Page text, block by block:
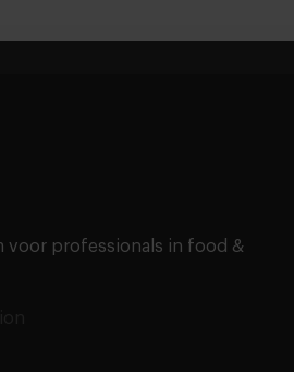
voor professionals in food &